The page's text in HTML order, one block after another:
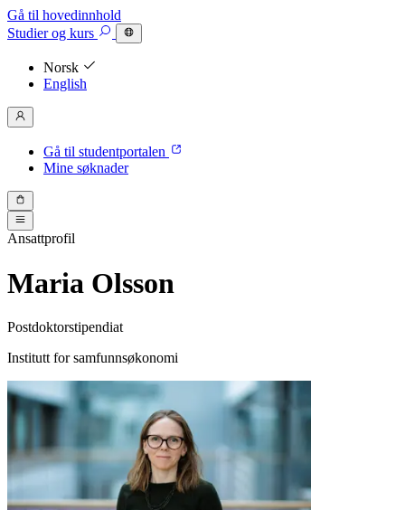
Gå til hovedinnhold
Studierog kurs
Norsk
English
Gå til studentportalen
Mine søknader
Ansattprofil
Maria Olsson
Postdoktorstipendiat
Institutt for samfunnsøkonomi